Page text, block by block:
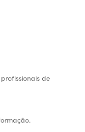
de